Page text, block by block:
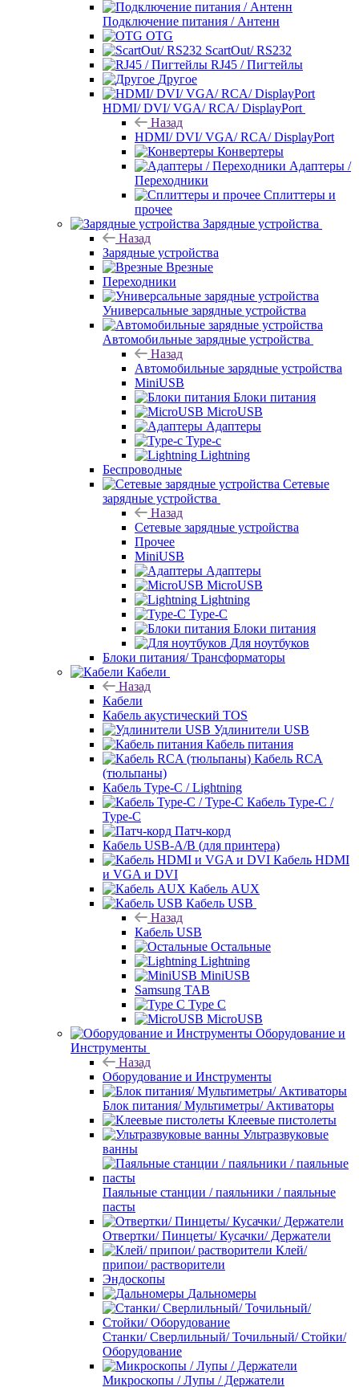
Подключение питания / Антенн
OTG
ScartOut/ RS232
RJ45 / Пигтейлы
Другое
HDMI/ DVI/ VGA/ RCA/ DisplayPort
Назад
HDMI/ DVI/ VGA/ RCA/ DisplayPort
Конвертеры
Адаптеры /
Переходники
Сплиттеры и
прочее
Зарядные устройства
Назад
Зарядные устройства
Врезные
Переходники
Универсальные зарядные устройства
Автомобильные зарядные устройства
Назад
Автомобильные зарядные устройства
MiniUSB
Блоки питания
MicroUSB
Адаптеры
Type-c
Lightning
Беспроводные
Сетевые
зарядные устройства
Назад
Сетевые зарядные устройства
Прочее
MiniUSB
Адаптеры
MicroUSB
Lightning
Type-C
Блоки питания
Для ноутбуков
Блоки питания/ Трансформаторы
Кабели
Назад
Кабели
Кабель акустический TOS
Удлинители USB
Кабель питания
Кабель RCA
(тюльпаны)
Кабель Type-C / Lightning
Кабель Type-C /
Type-C
Патч-корд
Кабель USB-A/B (для принтера)
Кабель HDMI
и VGA и DVI
Кабель AUX
Кабель USB
Назад
Кабель USB
Остальные
Lightning
MiniUSB
Samsung TAB
Type C
MicroUSB
Оборудование и
Инструменты
Назад
Оборудование и Инструменты
Блок питания/ Мультиметры/ Активаторы
Клеевые пистолеты
Ультразвуковые
ванны
Паяльные станции / паяльники / паяльные
пасты
Отвертки/ Пинцеты/ Кусачки/ Держатели
Клей/
припои/ растворители
Эндоскопы
Дальномеры
Станки/ Сверлильный/ Точильный/ Стойки/
Оборудование
Микроскопы / Лупы / Держатели